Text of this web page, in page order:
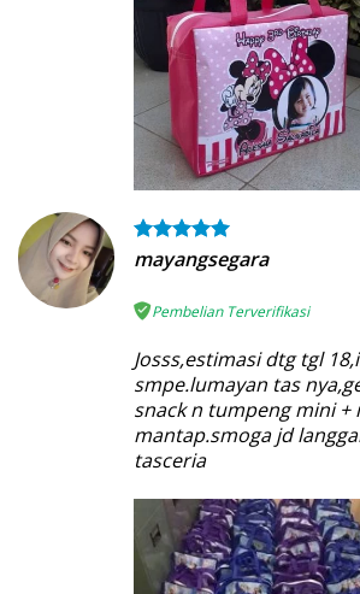
mayangsegara
Pembelian Terverifikasi
Josss,estimasi dtg tgl
smpe.lumayan tas
snack n tumpeng mini +
mantap.smoga jd
tasceria